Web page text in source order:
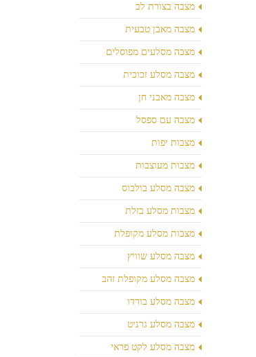
מצבה בצורת לב
מצבה מאבן טבעית
מצבה מסלעים מפוסלים
מצבה מסלע זכוכית
מצבה מאבני חן
מצבה עם ספסל
מצבות יפות
מצבות מעוצבות
מצבה מסלע בולבוס
מצבות מסלע בזלת
מצבות מסלע מקופלת
מצבה מסלע שוויץ
מצבה מסלע מקופלת זהב
מצבה מסלע בורדו
מצבה מסלע גרניט
מצבה מסלע לקט פראי